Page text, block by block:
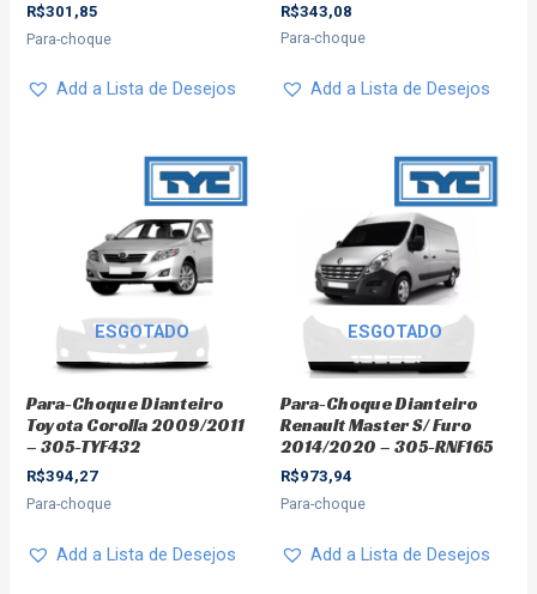
R$301,85
Para-choque
Add a Lista de Desejos
R$343,08
Para-choque
Add a Lista de Desejos
ESGOTADO
Para-Choque Dianteiro
Toyota Corolla 2009/2011
– 305-TYF432
R$394,27
Para-choque
Add a Lista de Desejos
ESGOTADO
Para-Choque Dianteiro
Renault Master S/ Furo
2014/2020 – 305-RNF165
R$973,94
Para-choque
Add a Lista de Desejos